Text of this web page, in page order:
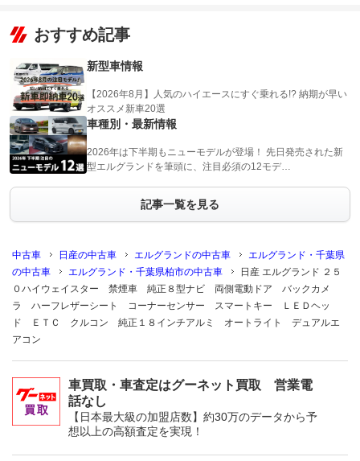
おすすめ記事
新型車情報
【2026年8月】人気のハイエースにすぐ乗れる!? 納期が早い
オススメ新車20選
車種別・最新情報
2026年は下半期もニューモデルが登場！ 先日発売された新
型エルグランドを筆頭に、注目必須の12モデ…
記事一覧を見る
中古車 日産の中古車 エルグランドの中古車
エルグランド・千葉県
の中古車
エルグランド・千葉県柏市の中古車
日産 エルグランド ２５
０ハイウェイスター 禁煙車 純正８型ナビ 両側電動ドア バックカメ
ラ ハーフレザーシート コーナーセンサー スマートキー ＬＥＤヘッ
ド ＥＴＣ クルコン 純正１８インチアルミ オートライト デュアルエ
アコン
車買取・車査定はグーネット買取 営業電
話なし
【日本最大級の加盟店数】約30万のデータから予
想以上の高額査定を実現！